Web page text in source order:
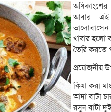
আবার এই
খাবার হলো
তৈরি করতে
প্রয়োজনীয়
কিমা করা
আদা বাটা
রসুন বাটা